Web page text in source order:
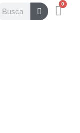
Buscar 0